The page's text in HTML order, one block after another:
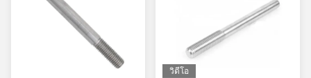
วิดีโอ